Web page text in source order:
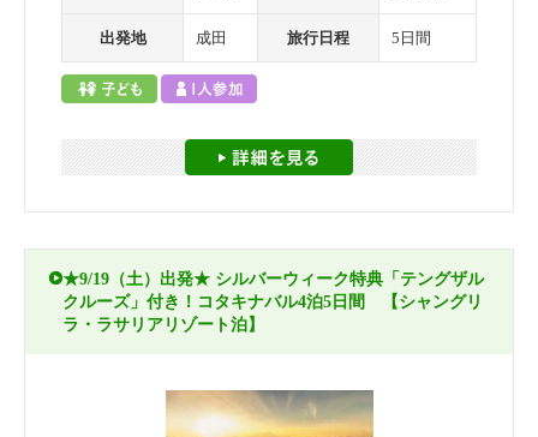
出発地 成田 旅行日程 5日間
★9/19（土）出発★ シルバーウィーク特典「テングザル
クルーズ」付き！コタキナバル4泊5日間 【シャングリ
ラ・ラサリアリゾート泊】